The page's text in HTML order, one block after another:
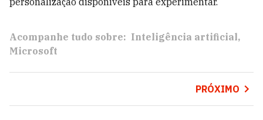
Acompanhe tudo sobre: Inteligência artificial
Microsoft
PRÓXIMO